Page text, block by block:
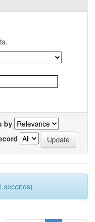
by
seconds).